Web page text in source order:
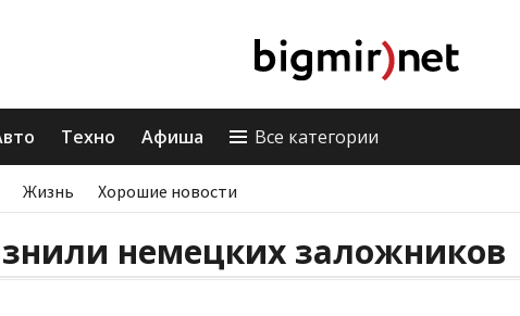
Техно Афиша Все категории
Жизнь Хорошие новости
немецких заложников